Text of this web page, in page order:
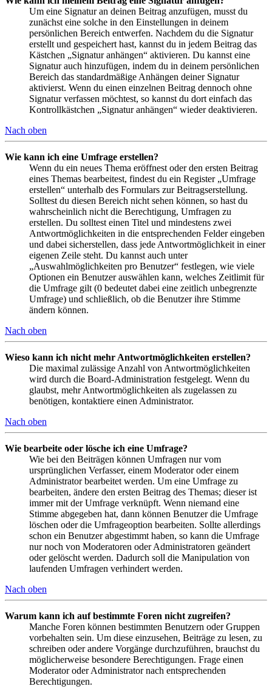
Um eine Signatur an deinen Beitrag anzufügen, musst du
zunächst eine solche in den Einstellungen in deinem
persönlichen Bereich entwerfen. Nachdem du die Signatur
erstellt und gespeichert hast, kannst du in jedem Beitrag das
Kästchen „Signatur anhängen“ aktivieren. Du kannst eine
Signatur auch hinzufügen, indem du in deinem persönlichen
Bereich das standardmäßige Anhängen deiner Signatur
aktivierst. Wenn du einen einzelnen Beitrag dennoch ohne
Signatur verfassen möchtest, so kannst du dort einfach das
Kontrollkästchen „Signatur anhängen“ wieder deaktivieren.
Nach oben
Wie kann ich eine Umfrage erstellen?
Wenn du ein neues Thema eröffnest oder den ersten Beitrag
eines Themas bearbeitest, findest du ein Register „Umfrage
erstellen“ unterhalb des Formulars zur Beitragserstellung.
Solltest du diesen Bereich nicht sehen können, so hast du
wahrscheinlich nicht die Berechtigung, Umfragen zu
erstellen. Du solltest einen Titel und mindestens zwei
Antwortmöglichkeiten in die entsprechenden Felder eingeben
und dabei sicherstellen, dass jede Antwortmöglichkeit in einer
eigenen Zeile steht. Du kannst auch unter
„Auswahlmöglichkeiten pro Benutzer“ festlegen, wie viele
Optionen ein Benutzer auswählen kann, welches Zeitlimit für
die Umfrage gilt (0 bedeutet dabei eine zeitlich unbegrenzte
Umfrage) und schließlich, ob die Benutzer ihre Stimme
ändern können.
Nach oben
Wieso kann ich nicht mehr Antwortmöglichkeiten erstellen?
Die maximal zulässige Anzahl von Antwortmöglichkeiten
wird durch die Board-Administration festgelegt. Wenn du
glaubst, mehr Antwortmöglichkeiten als zugelassen zu
benötigen, kontaktiere einen Administrator.
Nach oben
Wie bearbeite oder lösche ich eine Umfrage?
Wie bei den Beiträgen können Umfragen nur vom
ursprünglichen Verfasser, einem Moderator oder einem
Administrator bearbeitet werden. Um eine Umfrage zu
bearbeiten, ändere den ersten Beitrag des Themas; dieser ist
immer mit der Umfrage verknüpft. Wenn niemand eine
Stimme abgegeben hat, dann können Benutzer die Umfrage
löschen oder die Umfrageoption bearbeiten. Sollte allerdings
schon ein Benutzer abgestimmt haben, so kann die Umfrage
nur noch von Moderatoren oder Administratoren geändert
oder gelöscht werden. Dadurch soll die Manipulation von
laufenden Umfragen verhindert werden.
Nach oben
Warum kann ich auf bestimmte Foren nicht zugreifen?
Manche Foren können bestimmten Benutzern oder Gruppen
vorbehalten sein. Um diese einzusehen, Beiträge zu lesen, zu
schreiben oder andere Vorgänge durchzuführen, brauchst du
möglicherweise besondere Berechtigungen. Frage einen
Moderator oder Administrator nach entsprechenden
Berechtigungen.